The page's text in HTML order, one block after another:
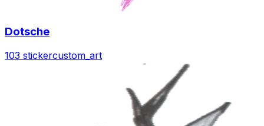
Dotsche
103 stickercustom_art